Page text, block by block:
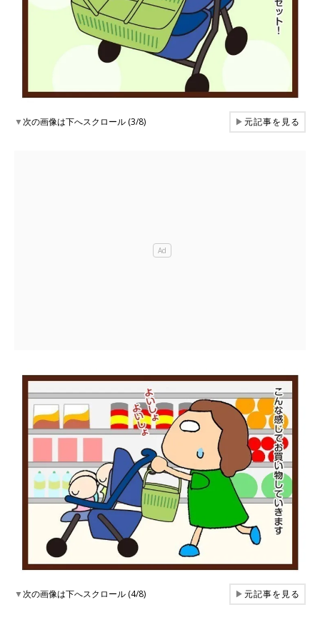
▼次の画像は下へスクロール (3/8) ▶元記事を見る
▼次の画像は下へスクロール (4/8) ▶元記事を見る